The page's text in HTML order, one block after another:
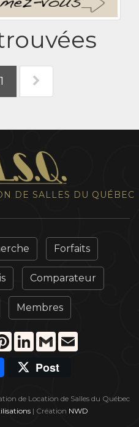
1
DE SALLES DU QUÉBEC
Forfaits
Comparateur
Membres
PinterestLinkedIn
Gmail
Post
de Location de Salles du Québec
| Création NWD